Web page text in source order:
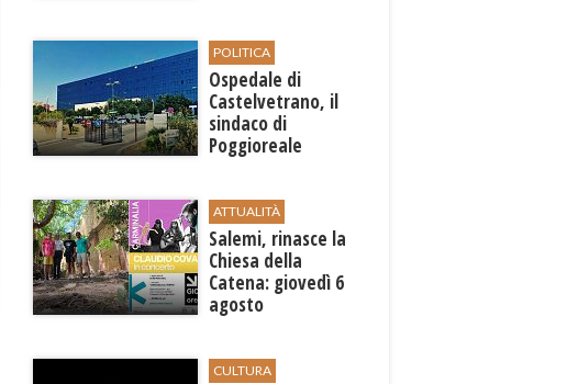
POLITICA
Ospedale di
Castelvetrano, il
sindaco di
Poggioreale
ATTUALITÀ
Salemi, rinasce la
Chiesa della
Catena: giovedì 6
agosto
CULTURA